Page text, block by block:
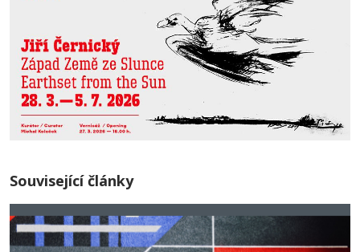
Související články